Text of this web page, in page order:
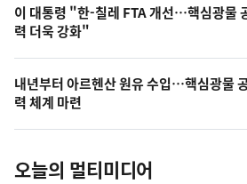
오
늘
의
사
진
이 대통령 "한-칠레 FTA 개선…핵심광물
력 더욱 강화"
내년부터 아르헨산 원유 수입…핵심광물
력 체계 마련
오늘의 멀티미디어